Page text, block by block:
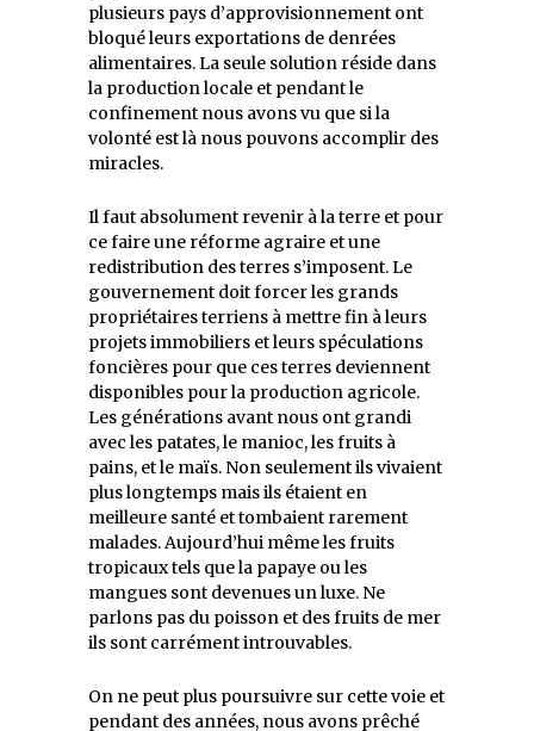
plusieurs pays d’approvisionnement ont
bloqué leurs exportations de denrées
alimentaires. La seule solution réside dans
la production locale et pendant le
confinement nous avons vu que si la
volonté est là nous pouvons accomplir des
miracles.
Il faut absolument revenir à la terre et pour
ce faire une réforme agraire et une
redistribution des terres s’imposent. Le
gouvernement doit forcer les grands
propriétaires terriens à mettre fin à leurs
projets immobiliers et leurs spéculations
foncières pour que ces terres deviennent
disponibles pour la production agricole.
Les générations avant nous ont grandi
avec les patates, le manioc, les fruits à
pains, et le maïs. Non seulement ils vivaient
plus longtemps mais ils étaient en
meilleure santé et tombaient rarement
malades. Aujourd’hui même les fruits
tropicaux tels que la papaye ou les
mangues sont devenues un luxe. Ne
parlons pas du poisson et des fruits de mer
ils sont carrément introuvables.
On ne peut plus poursuivre sur cette voie et
pendant des années, nous avons prêché